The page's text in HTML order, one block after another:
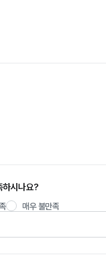
하시나요?
매우 불만족